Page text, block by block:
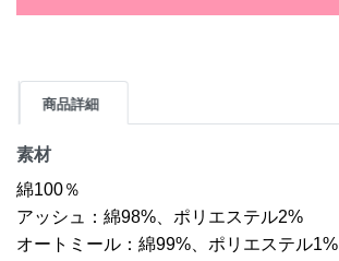
商品詳細
素材
綿100％
アッシュ：綿98%、ポリエステル2%
オートミール：綿99%、ポリエステル1%